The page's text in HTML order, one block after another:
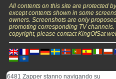
All contents on this site are protected
except contents shown in some
owners. Screenshots are only
promoting corresponding TV
copyright, please contact KingOfSat
6481 Zapper stanno navigando su